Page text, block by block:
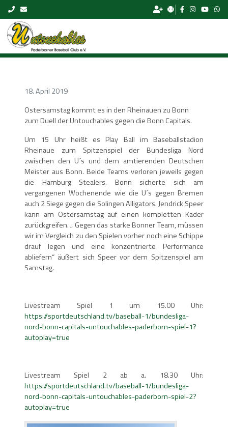
Skip to content
18. April 2019
Ostersamstag kommt es in den Rheinauen zu Bonn
zum Duell der Untouchables gegen die Bonn Capitals.
Um 15 Uhr heißt es Play Ball im Baseballstadion
Rheinaue zum Spitzenspiel der Bundesliga Nord
zwischen den U´s und dem amtierenden Deutschen
Meister aus Bonn. Beide Teams verloren jeweils gegen
die Hamburg Stealers. Bonn sicherte sich am
vergangenen Wochenende wie die U´s gegen Bremen
auch 2 Siege gegen die Solingen Alligators. Jendrick Speer
kann am Ostersamstag auf einen kompletten Kader
zurückgreifen. „ Gegen das starke Bonner Team, müssen
wir im Vergleich zu den Spielen vorher noch eine Schippe
drauf legen und eine konzentrierte Performance
abliefern“ äußert sich Speer vor dem Spitzenspiel am
Samstag.
Livestream Spiel 1 um 15.00 Uhr:
https://sportdeutschland.tv/baseball-1/bundesliga-
nord-bonn-capitals-untouchables-paderborn-spiel-1?
autoplay=true
Livestream Spiel 2 ab a. 18.30 Uhr:
https://sportdeutschland.tv/baseball-1/bundesliga-
nord-bonn-capitals-untouchables-paderborn-spiel-2?
autoplay=true